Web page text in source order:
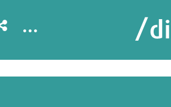
...